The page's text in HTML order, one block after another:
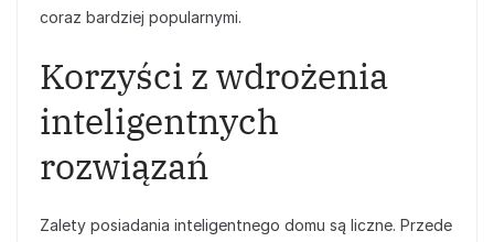
coraz bardziej popularnymi.
Korzyści z wdrożenia
inteligentnych
rozwiązań
Zalety posiadania inteligentnego domu są liczne. Przede